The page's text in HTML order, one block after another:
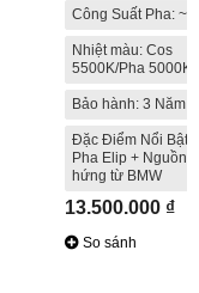
Công Suất Pha:
Nhiệt màu: Cos
5500K/Pha 5000K
Bảo hành: 3 Năm
Đặc Điểm Nổi Bật:
Pha Elip + Nguồn
hứng từ BMW
13.500.000 ₫
So sánh